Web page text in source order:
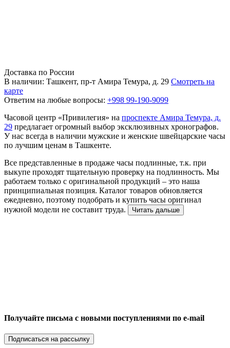
Доставка по России
В наличии: Ташкент, пр-т Амира Темура, д. 29 Смотреть на
карте
Ответим на любые вопросы: +998 99-190-9099
Часовой центр «Привилегия» на проспекте Амира Темура, д.
29 предлагает огромный выбор эксклюзивных хронографов.
У нас всегда в наличии мужские и женские швейцарские часы
по лучшим ценам в Ташкенте.
Все представленные в продаже часы подлинные, т.к. при
выкупе проходят тщательную проверку на подлинность. Мы
работаем только с оригинальной продукций – это наша
принципиальная позиция. Каталог товаров обновляется
ежедневно, поэтому подобрать и купить часы оригинал
нужной модели не составит труда.
Читать дальше
Получайте письма с новыми поступлениями по e-mail
Подписаться на рассылку